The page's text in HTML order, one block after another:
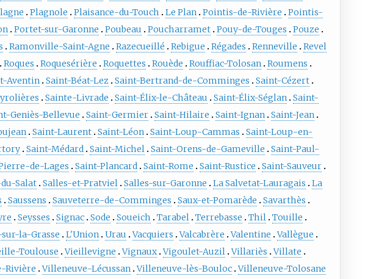
Plagnole Plaisance-du-Touch Le Plan Pointis-de-Rivière
Pointis-
Portet-sur-Garonne Poubeau Poucharramet Pouy-de-Touges
Pouze
Ramonville-Saint-Agne Razecueillé Rebigue Régades Renneville
Revel
Roques Roquesérière Roquettes Rouède Rouffiac-Tolosan Roumens
Aventin Saint-Béat-Lez Saint-Bertrand-de-Comminges
Saint-Cézert
Sainte-Livrade Saint-Élix-le-Château Saint-Élix-Séglan Saint-
Geniès-Bellevue Saint-Germier Saint-Hilaire Saint-Ignan Saint-Jean
Saint-Laurent Saint-Léon Saint-Loup-Cammas
Saint-Loup-en-
Saint-Médard Saint-Michel Saint-Orens-de-Gameville
Saint-Paul-
de-Lages Saint-Plancard Saint-Rome Saint-Rustice
Saint-Sauveur
Salat Salles-et-Pratviel Salles-sur-Garonne La Salvetat-Lauragais
La
Saussens Sauveterre-de-Comminges Saux-et-Pomarède
Savarthès
Seysses Signac Sode Soueich Tarabel Terrebasse Thil Touille
la-Grasse L'Union Urau Vacquiers Valcabrère Valentine
Vallègue
Toulouse Vieillevigne Vignaux Vigoulet-Auzil Villariès
Villate
Rivière Villeneuve-Lécussan Villeneuve-lès-Bouloc Villeneuve-Tolosane